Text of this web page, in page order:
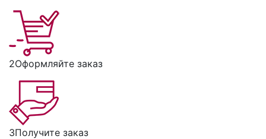
2Оформляйте заказ
3Получите заказ